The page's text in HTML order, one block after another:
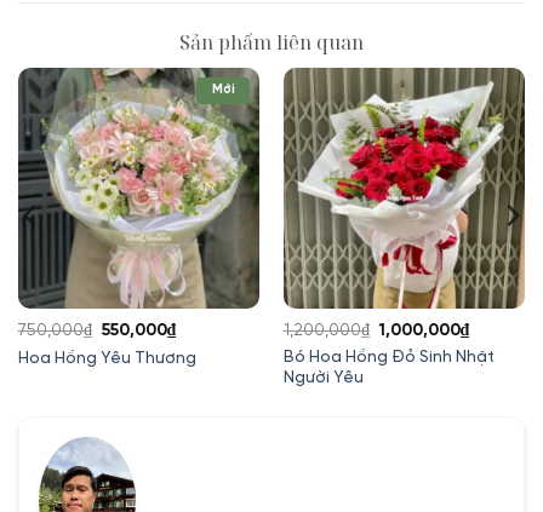
Sản phẩm liên quan
Mới
Hoa Hồng Yêu Thương
750,000₫ Giá
gốc
550,000₫Giá
hiện
Bó Hoa Hồng Đỏ Sinh Nhật
Người Yêu
1,200,000₫ Giá
gốc
1,000,000₫Giá
hiện